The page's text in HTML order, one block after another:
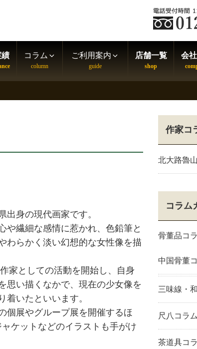
績 コラム ご利用案内 店舗一覧 会
出身の現代画家です。
や繊細な感情に惹かれ、色鉛筆と
わらかく淡い幻想的な女性像を描
家としての活動を開始し、自身
思い描くなかで、現在の少女像を
着いたといいます。
個展やグループ展を開催するほ
ケットなどのイラストも手がけ
作家コ
北大路魯
コラム
骨董品コ
中国骨董
三味線・
尺八コラム
茶道具コ